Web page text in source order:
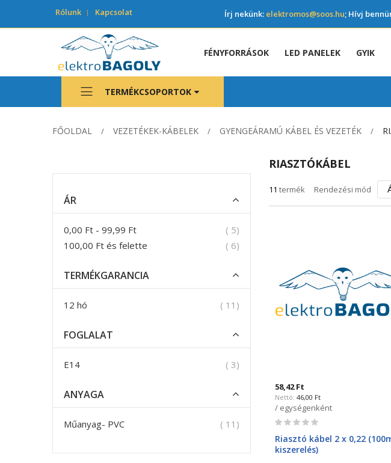
Rólunk Kapcsolat Írj nekünk: elektromos@soos.hu; Hívj
FÉNYFORRÁSOK LED PANELEK GYIK
TERMÉKCSOPORTOK
FŐOLDAL VEZETÉKEK-KÁBELEK GYENGEÁRAMÚ KÁBEL ÉS VEZETÉK
RIASZTÓKÁBEL
11 termék Rendezési mód
58,42 Ft
46,00 Ft
/ egységenként
Rating:
Riasztó kábel 2 x 0,22
kiszerelés)
ÁR
0,00 Ft - 99,99 Ft 5termék
100,00 Ft és felette 6termék
TERMÉKGARANCIA
12 hó 11 termék
FOGLALAT
E14 3termék
ANYAGA
Műanyag- PVC 11 termék